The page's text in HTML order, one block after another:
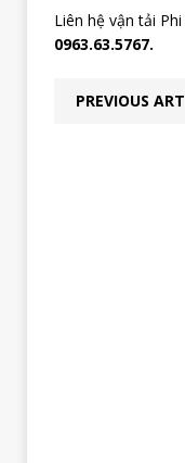
Liên hệ vận tải
0963.63.5767.
PREVIOUS